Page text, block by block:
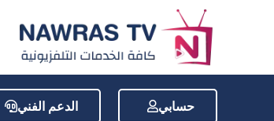
حسابي الدعم الفني